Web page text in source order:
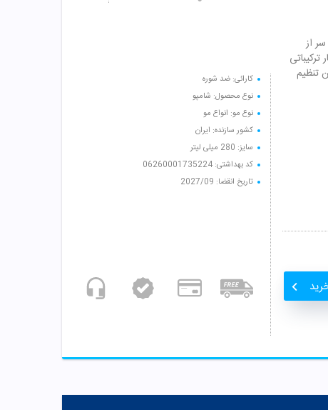
کارائی: ضد شوره
نوع محصول: شامپو
نوع مو: انواع مو
کشور سازنده: ایران
سایز: 280 میلی لیتر
کد بهداشتی: 06260001735224
تاریخ انقضا: 2027/09
از
تنظیم